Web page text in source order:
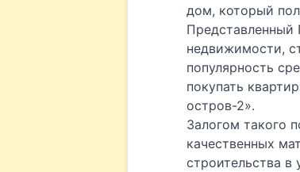
дом, который
Представленный
недвижимости,
популярность
покупать
остров-2».
Залогом такого
качественных
строительства в